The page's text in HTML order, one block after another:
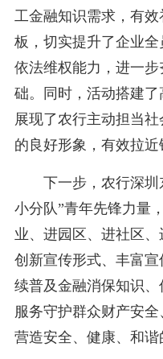
工金融知识需求，有
板，切实提升了企业
依法维权能力，进一
础。同时，活动搭建
展现了农行主动担当
的良好形象，有效拉近
下一步，农行深
小分队”青年先锋力量
业、进园区、进社区
创新宣传形式、丰富
续普及金融消保知识
服务守护群众财产安
营造安全、健康、和谐